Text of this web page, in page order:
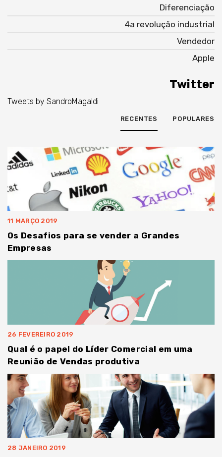
Diferenciação
4a revolução industrial
Vendedor
Apple
Twitter
Tweets by SandroMagaldi
POPULARES
RECENTES
11 MARÇO 2019
Os Desafios para se vender a Grandes
Empresas
26 FEVEREIRO 2019
Qual é o papel do Líder Comercial em uma
Reunião de Vendas produtiva
28 JANEIRO 2019